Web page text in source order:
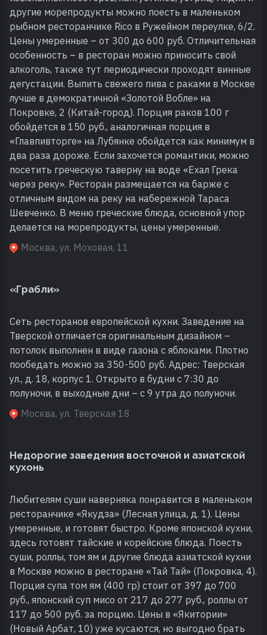
другие морепродукты можно поесть в маленьком
рыбном ресторанчике Rico в Ружейном переулке, 6/2.
Цены умеренные – от 300 до 600 руб. Отличительная
особенность – в ресторан можно приносить свой
алкоголь, также тут периодически проходят винные
дегустации. Выпить свежего пива с раками в Москве
лучше в демократичной «Золотой Вобле» на
Покровке, 2 (Китай-город). Порция раков 100 г
обойдется в 150 руб., аналогичная порция в
«Главпивторге» на Лубянке обойдется как минимум в
два раза дороже. Если захочется романтики, можно
посетить греческую таверну на воде «Ехал Грека
через реку». Ресторан размещается на барже с
отличным видом на реку на набережной Тараса
Шевченко. В меню греческие блюда, основной упор
делается на морепродукты, цены умеренные.
Москва, ул. Моховая, 11
«Грабли»
Сеть ресторанов европейской кухни. Заведение на
Тверской отличается оригинальным дизайном –
потолок выполнен в виде газона с яблоками. Плотно
пообедать можно за 350-500 руб. Адрес: Тверская
ул., д. 18, корпус 1. Открыто в будни с 7:30 до
полуночи, в выходные дни – с 9 утра до полуночи.
Москва, ул. Тверская 18
Недорогие заведения восточной и азиатской
кухонь
Любителям суши наверняка понравится в маленьком
ресторанчике «Якудза» (Лесная улица, д. 1). Цены
умеренные, и готовят быстро. Кроме японской кухни,
здесь готовят тайские и корейские блюда. Поесть
суши, роллы, том ям и другие блюда азиатской кухни
в Москве можно в ресторане «Тай Тай» (Покровка, 4).
Порция супа том ям (400 гр) стоит от 397 до 700
руб., японский суп мисо от 217 до 277 руб., роллы от
117 до 500 руб. за порцию. Цены в «Якитории»
(Новый Арбат, 10) уже кусаются, но выгодно брать